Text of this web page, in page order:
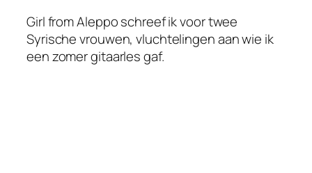
Girl from Aleppo schreef ik voor twee
Syrische vrouwen, vluchtelingen aan wie ik
een zomer gitaarles gaf.